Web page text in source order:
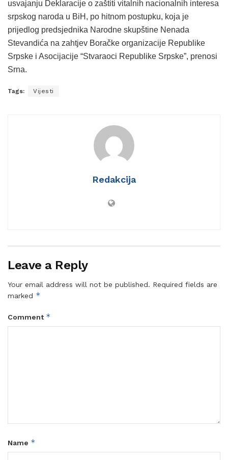
usvajanju Deklaracije o zaštiti vitalnih nacionalnih interesa
srpskog naroda u BiH, po hitnom postupku, koja je
prijedlog predsjednika Narodne skupštine Nenada
Stevandića na zahtjev Boračke organizacije Republike
Srpske i Asocijacije “Stvaraoci Republike Srpske”, prenosi
Srna.
Tags: Vijesti
Redakcija
Leave a Reply
Your email address will not be published. Required fields are
marked *
Comment *
Name *